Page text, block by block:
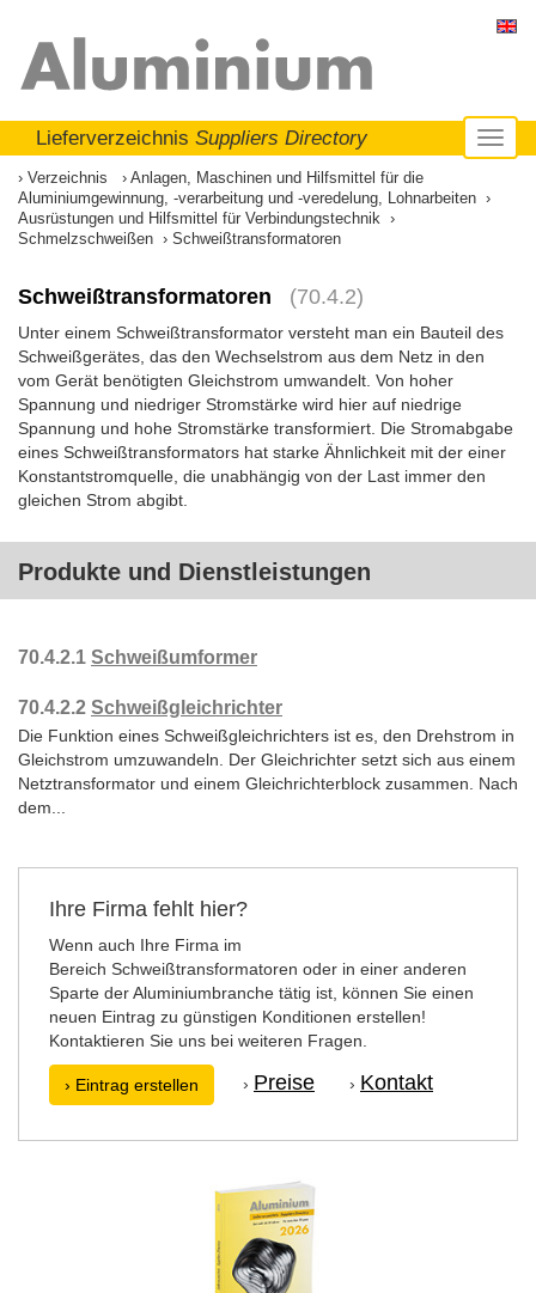
Lieferverzeichnis Suppliers Directory
Verzeichnis
Anlagen, Maschinen und Hilfsmittel für die
Aluminiumgewinnung, -verarbeitung und -veredelung, Lohnarbeiten
Ausrüstungen und Hilfsmittel für Verbindungstechnik
Schmelzschweißen
Schweißtransformatoren
Schweißtransformatoren (70.4.2)
Unter einem Schweißtransformator versteht man ein Bauteil des
Schweißgerätes, das den Wechselstrom aus dem Netz in den
vom Gerät benötigten Gleichstrom umwandelt. Von hoher
Spannung und niedriger Stromstärke wird hier auf niedrige
Spannung und hohe Stromstärke transformiert. Die Stromabgabe
eines Schweißtransformators hat starke Ähnlichkeit mit der einer
Konstantstromquelle, die unabhängig von der Last immer den
gleichen Strom abgibt.
Produkte und Dienstleistungen
70.4.2.1 Schweißumformer
70.4.2.2 Schweißgleichrichter
Die Funktion eines Schweißgleichrichters ist es, den Drehstrom in
Gleichstrom umzuwandeln. Der Gleichrichter setzt sich aus einem
Netztransformator und einem Gleichrichterblock zusammen. Nach
dem...
Ihre Firma fehlt hier?
Wenn auch Ihre Firma im
Bereich Schweißtransformatoren oder in einer anderen
Sparte der Aluminiumbranche tätig ist, können Sie einen
neuen Eintrag zu günstigen Konditionen erstellen!
Kontaktieren Sie uns bei weiteren Fragen.
› Eintrag erstellen › Preise › Kontakt